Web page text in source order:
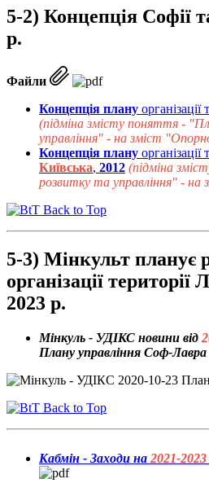
5-2) Концепція Софії
р.
Файли
Концепція плану організації
(підміна змісту поняття -
управління" - на зміст
Концепція плану організації
Київська, 2012 (підміна
розвитку та управління" - на
Back to Top
5-3) Мінкульт планує
організації
2023 р.
Мінкуль - УДІКС новини від
Плану управління Соф-Лавра
Back to Top
Кабмін - Заходи на 2021-2023